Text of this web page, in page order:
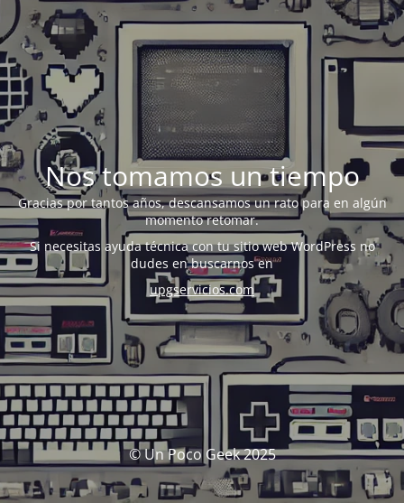
Nos tomamos un tiempo
Gracias por tantos años, descansamos un rato para en algún
momento retomar.
Si necesitas ayuda técnica con tu sitio web WordPress no
dudes en buscarnos en
upgservicios.com
© Un Poco Geek 2025